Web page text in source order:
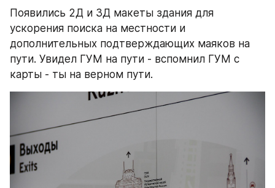
Появились 2Д и 3Д макеты здания для
ускорения поиска на местности и
дополнительных подтверждающих маяков на
пути. Увидел ГУМ на пути - вспомнил ГУМ с
карты - ты на верном пути.